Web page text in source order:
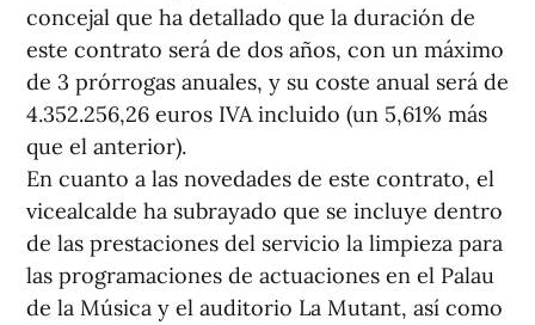
concejal que ha detallado que la duración de
este contrato será de dos años, con un máximo
de 3 prórrogas anuales, y su coste anual será de
4.352.256,26 euros IVA incluido (un 5,61% más
que el anterior).
En cuanto a las novedades de este contrato, el
vicealcalde ha subrayado que se incluye dentro
de las prestaciones del servicio la limpieza para
las programaciones de actuaciones en el Palau
de la Música y el auditorio La Mutant, así como